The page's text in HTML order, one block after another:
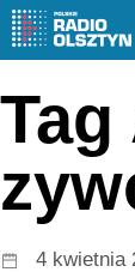
4 kwietnia